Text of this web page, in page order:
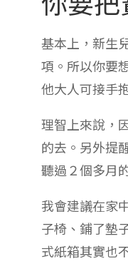
基本上，新生
項。所以你要
他大人可接手
理智上來說，
的去。另外提
聽過２個多月
我會建議在家
子椅、鋪了墊
式紙箱其實也